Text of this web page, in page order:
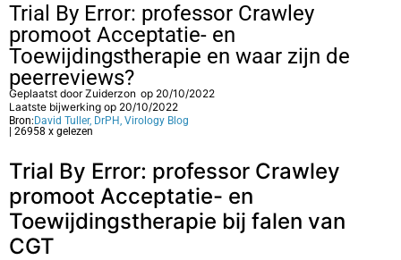
Trial By Error: professor Crawley
promoot Acceptatie- en
Toewijdingstherapie en waar zijn de
peerreviews?
Geplaatst doorZuiderzon op 20/10/2022
Laatste bijwerking op 20/10/2022
Bron: David Tuller, DrPH, Virology Blog
| 26958 x gelezen
Trial By Error: professor Crawley
promoot Acceptatie- en
Toewijdingstherapie bij falen van
CGT